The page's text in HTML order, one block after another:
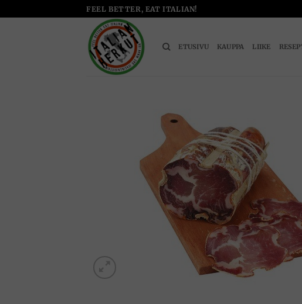
to
FEEL BETTER, EAT ITALIAN!
ETUSIVU KAUPPA LIIKE